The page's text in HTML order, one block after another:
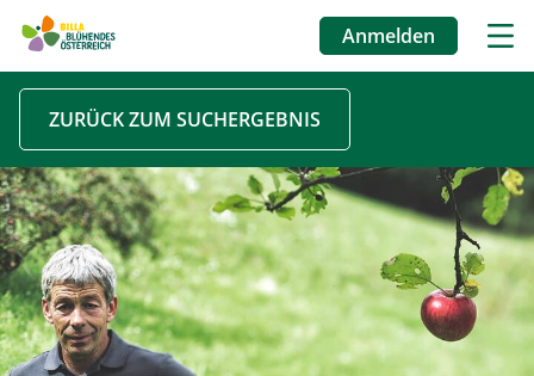
Direkt
zum
Inhalt
Benutzermenü
Anmelden
ZURÜCK ZUM SUCHERGEBNIS
Image